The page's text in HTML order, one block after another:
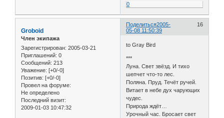
0
Поделиться 16
2005-
05-08 11:50:39
Groboid
Член экипажа
Зарегистрирован: 2005-03-21
Приглашений: 0
Сообщений: 213
Уважение: [+0/-0]
Позитив: [+0/-0]
Провел на форуме:
Не определено
Последний визит:
2009-01-03 10:47:32
to Gray Bird
***
Луна. Свет звёзд. И тихо
шепчет что-то лес.
Поляна. Пруд. Течёт ручей.
Витает в небе дух чарующих
чудес.
Природа ждёт…
Урочный час. Бросает свет